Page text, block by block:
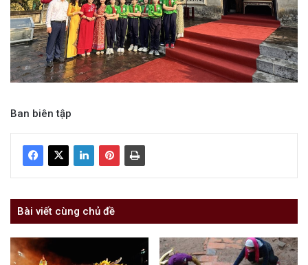
Ban biên tập
Bài viết cùng chủ đề